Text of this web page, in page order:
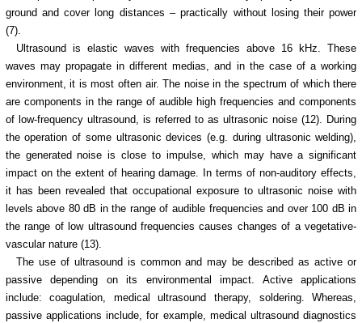
ground and cover long distances – practically without losing their power
(7).
Ultrasound is elastic waves with frequencies above 16 kHz. These
waves may propagate in different medias, and in the case of a working
environment, it is most often air. The noise in the spectrum of which there
are components in the range of audible high frequencies and components
of low-frequency ultrasound, is referred to as ultrasonic noise (12). During
the operation of some ultrasonic devices (e.g. during ultrasonic welding),
the generated noise is close to impulse, which may have a significant
impact on the extent of hearing damage. In terms of non-auditory effects,
it has been revealed that occupational exposure to ultrasonic noise with
levels above 80 dB in the range of audible frequencies and over 100 dB in
the range of low ultrasound frequencies causes changes of a vegetative-
vascular nature (13).
The use of ultrasound is common and may be described as active or
passive depending on its environmental impact. Active applications
include: coagulation, medical ultrasound therapy, soldering. Whereas,
passive applications include, for example, medical ultrasound diagnostics